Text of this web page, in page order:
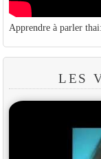
Apprendre à parler
LES